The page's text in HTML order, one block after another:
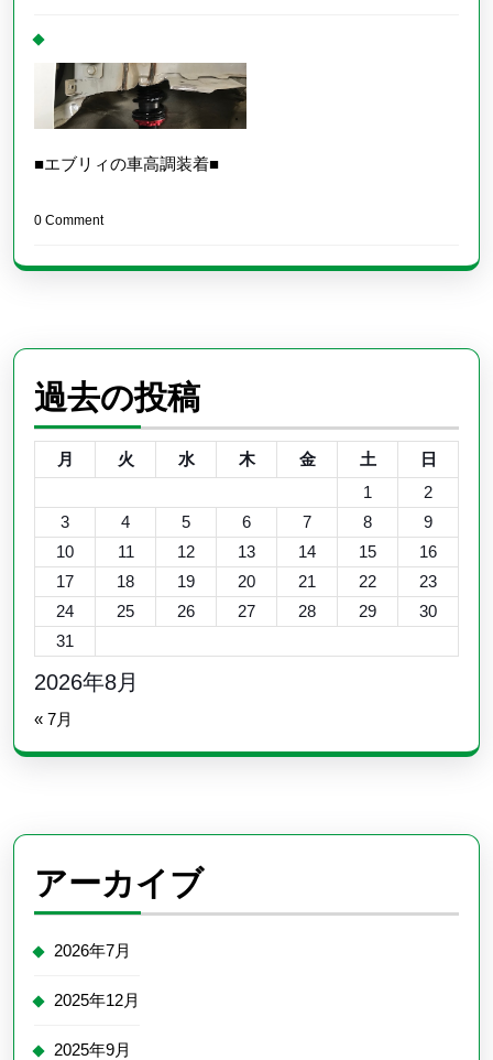
■エブリィの車高調装着■
0 Comment
過去の投稿
2026年8月
月 火 水 木 金 土
日
1
2
3
4 5 6 7 8
9
10
11 12 13 14 15
16
17
18 19 20 21 22
23
24
25 26 27 28 29
30
31
« 7月
アーカイブ
2026年7月
2025年12月
2025年9月